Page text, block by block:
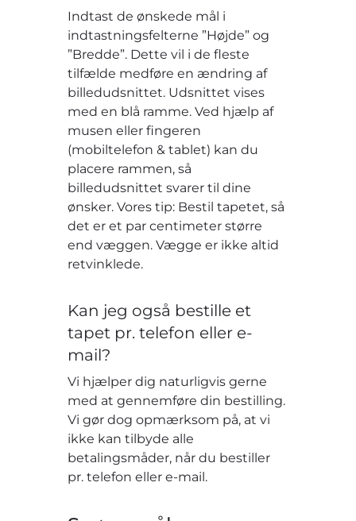
Indtast de ønskede mål i
indtastningsfelterne ”Højde” og
”Bredde”. Dette vil i de fleste
tilfælde medføre en ændring af
billedudsnittet. Udsnittet vises
med en blå ramme. Ved hjælp af
musen eller fingeren
(mobiltelefon & tablet) kan du
placere rammen, så
billedudsnittet svarer til dine
ønsker. Vores tip: Bestil tapetet, så
det er et par centimeter større
end væggen. Vægge er ikke altid
retvinklede.
Kan jeg også bestille et
tapet pr. telefon eller e-
mail?
Vi hjælper dig naturligvis gerne
med at gennemføre din bestilling.
Vi gør dog opmærksom på, at vi
ikke kan tilbyde alle
betalingsmåder, når du bestiller
pr. telefon eller e-mail.